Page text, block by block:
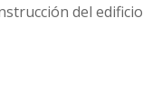
del edificio